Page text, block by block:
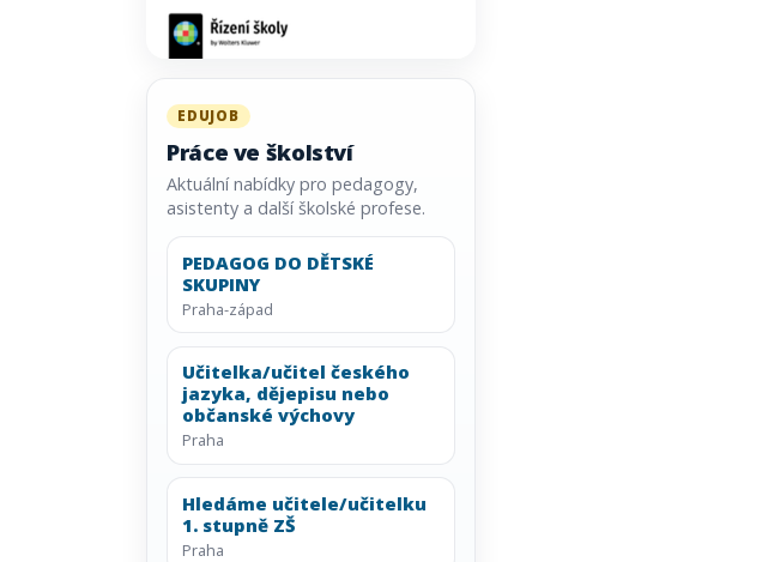
EDUJOB
Práce ve školství
Aktuální nabídky pro pedagogy,
asistenty a další školské profese.
PEDAGOG DO DĚTSKÉ
SKUPINY
Praha-západ
Učitelka/učitel českého
jazyka, dějepisu nebo
občanské výchovy
Praha
Hledáme učitele/učitelku
1. stupně ZŠ
Praha